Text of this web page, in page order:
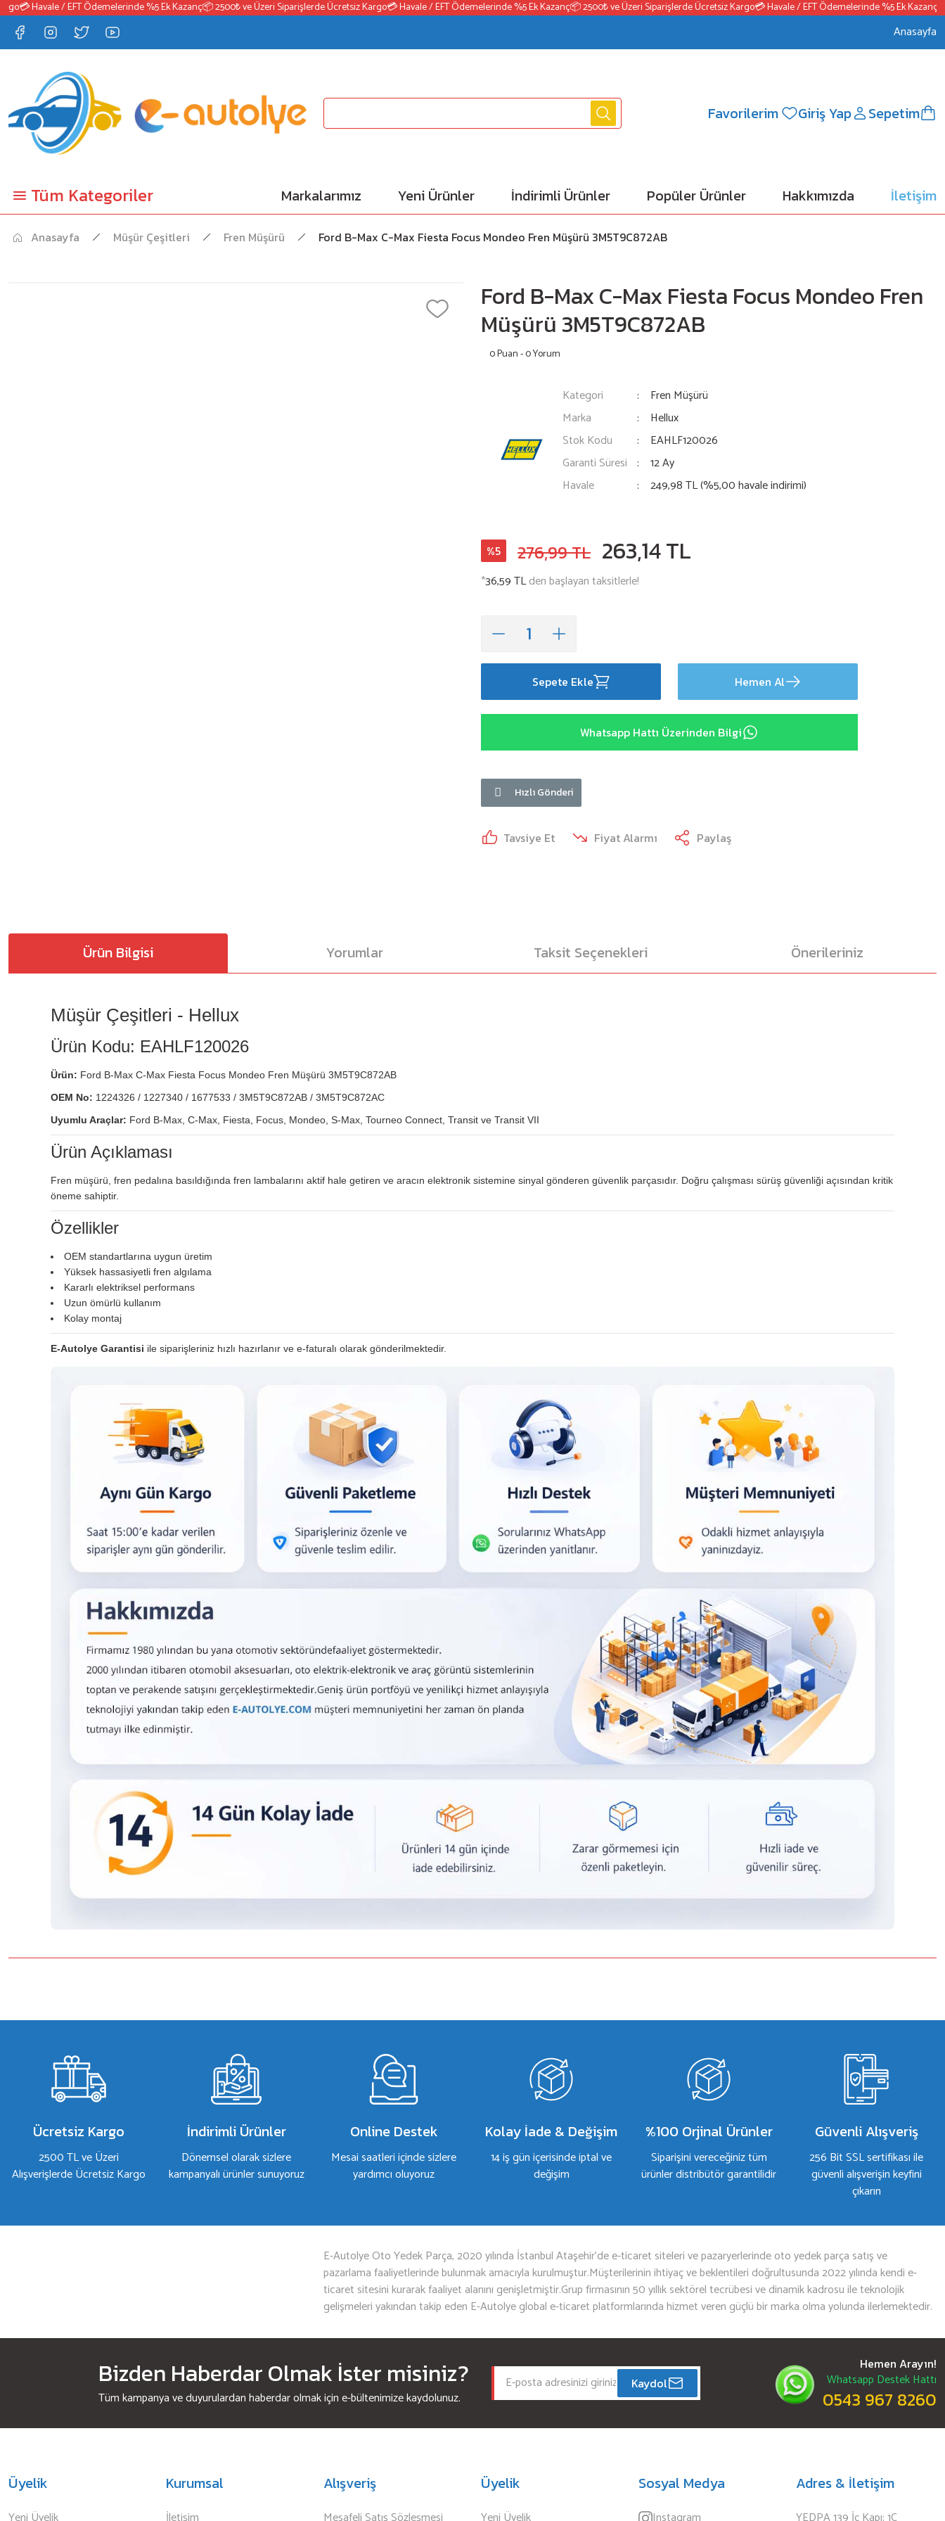
💳 Havale / EFT Ödemelerinde %5 Ek Kazanç📦 2500₺ ve Üzeri Siparişlerde Ücretsiz Kargo💳 Havale / EFT Ödemelerinde %5 Ek Kazanç📦 2500₺ ve Üzeri Siparişlerde Ücretsiz Kargo💳 Havale / EFT Ödemelerinde %5 Ek Kazanç
Anasayfa
Favorilerim Giriş Yap Sepetim
Tüm Kategoriler Markalarımız Yeni Ürünler İndirimli Ürünler Popüler Ürünler Hakkımızda İletişim
Anasayfa Müşür Çeşitleri Fren Müşürü Ford B-Max C-Max Fiesta Focus Mondeo Fren Müşürü 3M5T9C872AB
Ford B-Max C-Max Fiesta Focus Mondeo Fren
Müşürü 3M5T9C872AB
0 Puan - 0 Yorum
Kategori
Fren Müşürü
Marka
Hellux
Stok Kodu
EAHLF120026
Garanti Süresi
12 Ay
Havale
249,98 TL (%5,00 havale indirimi)
%5 276,99 TL 263,14 TL
*36,59 TLden başlayan taksitlerle!
Sepete Ekle Hemen Al
Whatsapp Hattı Üzerinden Bilgi
Hızlı Gönderi
Tavsiye Et Fiyat Alarmı Paylaş
Ürün Bilgisi Yorumlar Taksit Seçenekleri Önerileriniz
Müşür Çeşitleri - Hellux
Ürün Kodu: EAHLF120026
Ürün: Ford B-Max C-Max Fiesta Focus Mondeo Fren Müşürü 3M5T9C872AB
OEM No: 1224326 / 1227340 / 1677533 / 3M5T9C872AB / 3M5T9C872AC
Uyumlu Araçlar: Ford B-Max, C-Max, Fiesta, Focus, Mondeo, S-Max, Tourneo Connect, Transit ve Transit VII
Ürün Açıklaması
Fren müşürü, fren pedalına basıldığında fren lambalarını aktif hale getiren ve aracın elektronik sistemine sinyal gönderen güvenlik parçasıdır. Doğru çalışması sürüş güvenliği açısından kritik
öneme sahiptir.
Özellikler
OEM standartlarına uygun üretim
Yüksek hassasiyetli fren algılama
Kararlı elektriksel performans
Uzun ömürlü kullanım
Kolay montaj
E-Autolye Garantisi ile siparişleriniz hızlı hazırlanır ve e-faturalı olarak gönderilmektedir.
Bu ürüne ilk yorumu siz yapın!
Ürün açıklamasında eksik bilgiler bulunuyor.
Ürün bilgilerinde hatalar bulunuyor.
Ürün fiyatı diğer sitelerden daha pahalı.
Bu ürüne benzer farklı alternatifler olmalı.
Ücretsiz Kargo
2500 TL ve Üzeri
Alışverişlerde Ücretsiz Kargo
İndirimli Ürünler
Dönemsel olarak sizlere
kampanyalı ürünler sunuyoruz
Online Destek
Mesai saatleri içinde sizlere
yardımcı oluyoruz
Kolay İade & Değişim
14 iş gün içerisinde iptal ve
değişim
%100 Orjinal Ürünler
Siparişini vereceğiniz tüm
ürünler distribütör garantilidir
Güvenli Alışveriş
256 Bit SSL sertifikası ile
güvenli alışverişin keyfini
çıkarın
E-Autolye Oto Yedek Parça, 2020 yılında İstanbul Ataşehir’de e-ticaret siteleri ve pazaryerlerinde oto yedek parça satış ve
pazarlama faaliyetlerinde bulunmak amacıyla kurulmuştur.Müşterilerinin ihtiyaç ve beklentileri doğrultusunda 2022 yılında kendi e-
ticaret sitesini kurarak faaliyet alanını genişletmiştir.Grup firmasının 50 yıllık sektörel tecrübesi ve dinamik kadrosu ile teknolojik
gelişmeleri yakından takip eden E-Autolye global e-ticaret platformlarında hizmet veren güçlü bir marka olma yolunda ilerlemektedir.
Bizden Haberdar Olmak İster misiniz?
Tüm kampanya ve duyurulardan haberdar olmak için e-bültenimize kaydolunuz.
Kaydol
Hemen Arayın!
Whatsapp Destek Hattı
0543 967 8260
Üyelik Kurumsal Alışveriş Üyelik Sosyal Medya Adres & İletişim